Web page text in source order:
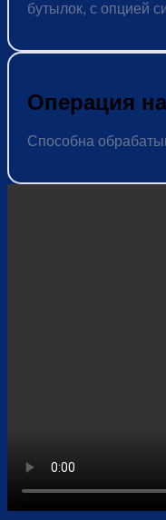
бутылок, с опцией
Операция
Способна